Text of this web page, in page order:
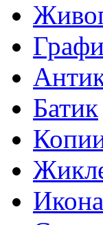
Батик
Икона